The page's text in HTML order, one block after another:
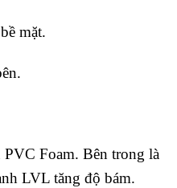
mặt.
Foam. Bên trong là
LVL tăng độ bám.